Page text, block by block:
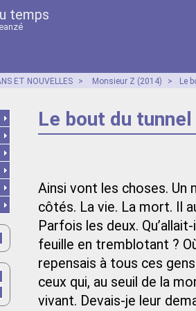
temps
ET NOUVELLES > Monsieur Z (2014) > Le
Le bout du tunnel
Ainsi vont les choses. Un
côtés. La vie. La mort. Il
Parfois les deux.
feuille en tremblotant ?
repensais à tous ces
ceux qui, au seuil de la
vivant. Devais-je leur